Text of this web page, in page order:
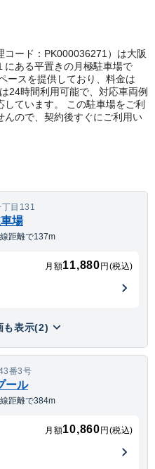
ード：PK000036271）は大阪
にある平置きの月極駐車場で
ースを提供しており、料金は
24時間利用可能で、対応車両例
ています。 この駐車場をご利
んので、契約後すぐにご利用い
丁目131
場
距離で137m
月額11,880 円(税込)
も表示(2)
番3号
ール
距離で384m
月額10,860 円(税込)